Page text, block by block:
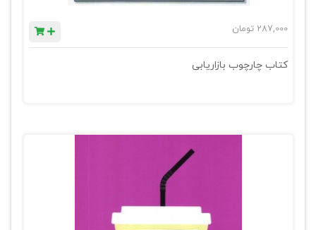
287,000 تومان
کتاب چارچوب بازاریابی